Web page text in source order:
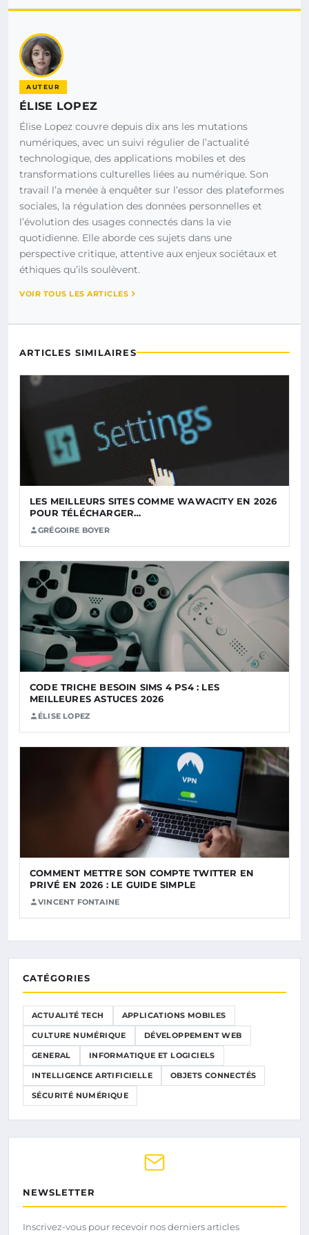
AUTEUR
ÉLISE LOPEZ
Élise Lopez couvre depuis dix ans les mutations
numériques, avec un suivi régulier de l’actualité
technologique, des applications mobiles et des
transformations culturelles liées au numérique. Son
travail l’a menée à enquêter sur l’essor des plateformes
sociales, la régulation des données personnelles et
l’évolution des usages connectés dans la vie
quotidienne. Elle aborde ces sujets dans une
perspective critique, attentive aux enjeux sociétaux et
éthiques qu’ils soulèvent.
VOIR TOUS LES ARTICLES
ARTICLES SIMILAIRES
LES MEILLEURS SITES COMME WAWACITY EN 2026
POUR TÉLÉCHARGER…
GRÉGOIRE BOYER
CODE TRICHE BESOIN SIMS 4 PS4 : LES
MEILLEURES ASTUCES 2026
ÉLISE LOPEZ
COMMENT METTRE SON COMPTE TWITTER EN
PRIVÉ EN 2026 : LE GUIDE SIMPLE
VINCENT FONTAINE
CATÉGORIES
ACTUALITÉ TECH APPLICATIONS MOBILES
CULTURE NUMÉRIQUE DÉVELOPPEMENT WEB
GENERAL INFORMATIQUE ET LOGICIELS
INTELLIGENCE ARTIFICIELLE OBJETS CONNECTÉS
SÉCURITÉ NUMÉRIQUE
NEWSLETTER
Inscrivez-vous pour recevoir nos derniers articles